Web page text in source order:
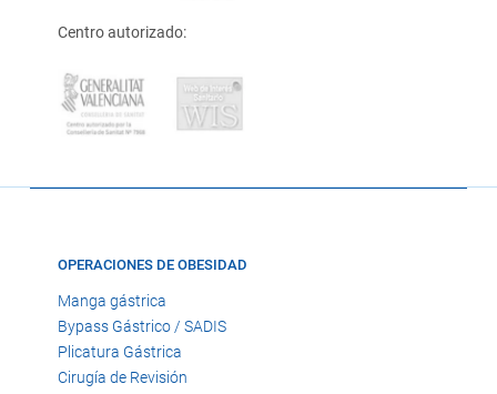
Centro autorizado:
OPERACIONES DE OBESIDAD
Manga gástrica
Bypass Gástrico / SADIS
Plicatura Gástrica
Cirugía de Revisión